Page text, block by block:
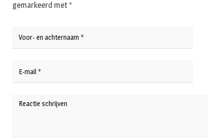
gemarkeerd met *